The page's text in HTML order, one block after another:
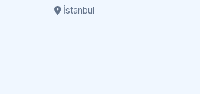
İstanbul